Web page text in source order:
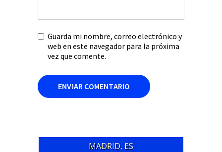
Guarda mi nombre, correo electrónico y
web en este navegador para la próxima
vez que comente.
MADRID, ES